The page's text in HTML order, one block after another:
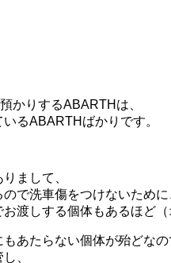
かりするABARTHは、
るABARTHばかりです。
まして、
で洗車傷をつけないために
渡しする個体もあるほど
あたらない個体が殆どなの
、